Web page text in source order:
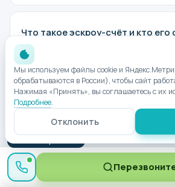
Что такое эскроу-счёт и кто его
Какой минимальный первый
Можно ли купить квартиру
Что включает отделка
Мы используем файлы cookie и
обрабатываются в России), чтобы сайт
Нажимая «Принять», вы соглашаетесь с их
Подробнее.
Отклонить